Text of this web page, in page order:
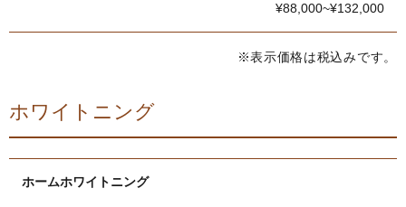
¥88,000~¥132,000
※表示価格は税込みです。
ホワイトニング
ホームホワイトニング